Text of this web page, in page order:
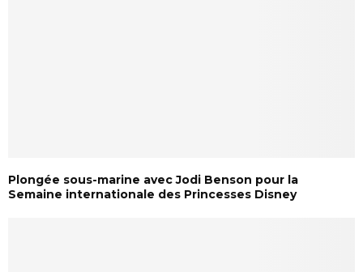
Plongée sous-marine avec Jodi Benson pour la
Semaine internationale des Princesses Disney